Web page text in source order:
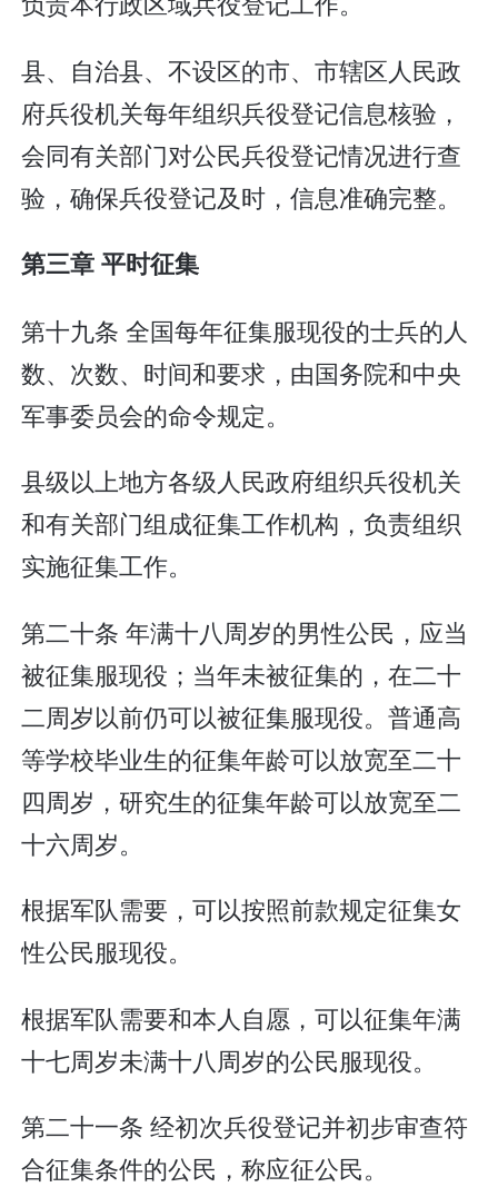
县、自治县、不设区的市、市辖区人民政
府兵役机关每年组织兵役登记信息核验，
会同有关部门对公民兵役登记情况进行查
验，确保兵役登记及时，信息准确完整。
第三章 平时征集
第十九条 全国每年征集服现役的士兵的人
数、次数、时间和要求，由国务院和中央
军事委员会的命令规定。
县级以上地方各级人民政府组织兵役机关
和有关部门组成征集工作机构，负责组织
实施征集工作。
第二十条 年满十八周岁的男性公民，应当
被征集服现役；当年未被征集的，在二十
二周岁以前仍可以被征集服现役。普通高
等学校毕业生的征集年龄可以放宽至二十
四周岁，研究生的征集年龄可以放宽至二
十六周岁。
根据军队需要，可以按照前款规定征集女
性公民服现役。
根据军队需要和本人自愿，可以征集年满
十七周岁未满十八周岁的公民服现役。
第二十一条 经初次兵役登记并初步审查符
合征集条件的公民，称应征公民。